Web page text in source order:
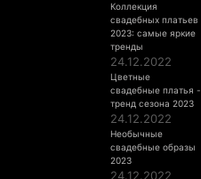
Коллекция
свадебных платьев
2023: самые яркие
тренды
24.12.2022
Цветные
свадебные платья -
тренд сезона 2023
24.12.2022
Необычные
свадебные образы
2023
24.12.2022